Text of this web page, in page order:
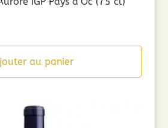
au panier